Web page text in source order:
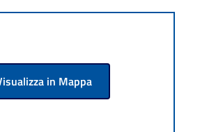
in Mappa